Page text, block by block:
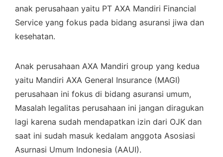
anak perusahaan yaitu PT AXA Mandiri Financial
Service yang fokus pada bidang asuransi jiwa dan
kesehatan.
Anak perusahaan AXA Mandiri group yang kedua
yaitu Mandiri AXA General Insurance (MAGI)
perusahaan ini fokus di bidang asuransi umum,
Masalah legalitas perusahaan ini jangan diragukan
lagi karena sudah mendapatkan izin dari OJK dan
saat ini sudah masuk kedalam anggota Asosiasi
Asurnasi Umum Indonesia (AAUI).